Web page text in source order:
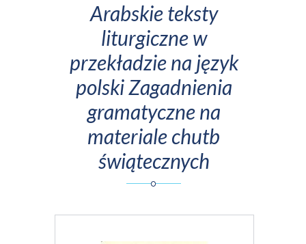
Arabskie teksty
liturgiczne w
przekładzie na język
polski Zagadnienia
gramatyczne na
materiale chutb
świątecznych